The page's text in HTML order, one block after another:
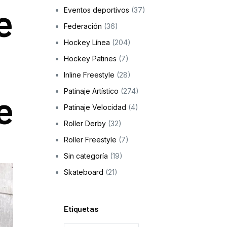
a la infancia y adolescencia
Skateboarding
Eventos deportivos (37)
Federación (36)
Hockey Línea (204)
Hockey Patines (7)
Inline Freestyle (28)
Patinaje Artístico (274)
Patinaje Velocidad (4)
Roller Derby (32)
Roller Freestyle (7)
Sin categoría (19)
Skateboard (21)
Etiquetas